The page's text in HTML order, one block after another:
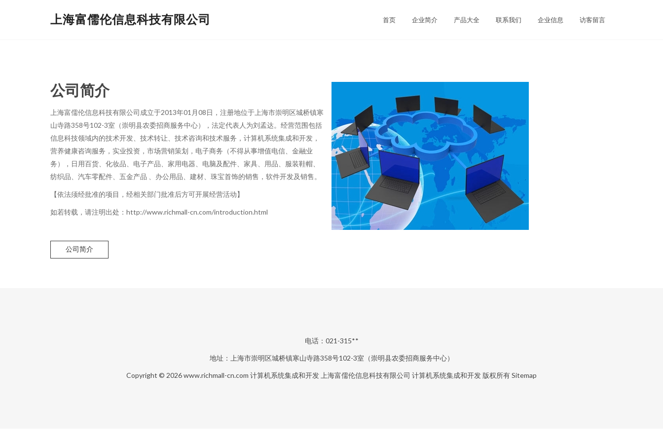
上海富儒伦信息科技有限公司 首页 企业简介 产品大全 联系我们 企业信息 访客留言
公司简介
上海富儒伦信息科技有限公司成立于2013年01月08日，注册地位于上海市崇明区城桥镇寒
山寺路358号102-3室（崇明县农委招商服务中心），法定代表人为刘孟达。经营范围包括
信息科技领域内的技术开发、技术转让、技术咨询和技术服务，计算机系统集成和开发，
营养健康咨询服务，实业投资，市场营销策划，电子商务（不得从事增值电信、金融业
务），日用百货、化妆品、电子产品、家用电器、电脑及配件、家具、用品、服装鞋帽、
纺织品、汽车零配件、五金产品 、办公用品、建材、珠宝首饰的销售，软件开发及销售。
【依法须经批准的项目，经相关部门批准后方可开展经营活动】
如若转载，请注明出处：http://www.richmall-cn.com/introduction.html
公司简介
电话：021-315**
地址：上海市崇明区城桥镇寒山寺路358号102-3室（崇明县农委招商服务中心）
Copyright © 2026www.richmall-cn.com 计算机系统集成和开发 上海富儒伦信息科技有限公司 计算机系统集成和开发 版权所有Sitemap